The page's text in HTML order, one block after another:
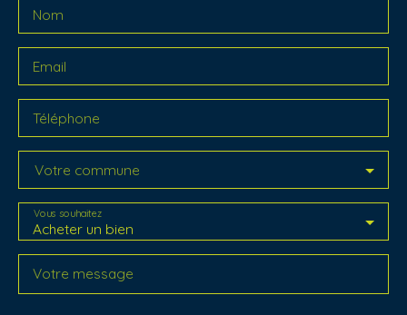
Nom
Email
Téléphone
Votre commune
Acheter un bien
Vous souhaitez
Votre message